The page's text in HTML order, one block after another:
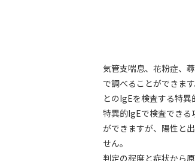
気管支喘息、花粉症、
で調べることができま
とのIgEを検査する特
特異的IgEで検査できる
ができますが、陽性と
せん。
判定の程度と症状から